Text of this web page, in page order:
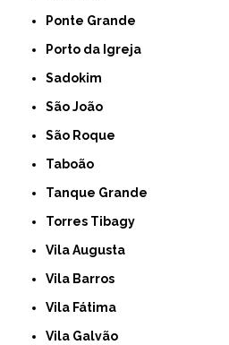
Ponte Grande
Porto da Igreja
Sadokim
São João
São Roque
Taboão
Tanque Grande
Torres Tibagy
Vila Augusta
Vila Barros
Vila Fátima
Vila Galvão